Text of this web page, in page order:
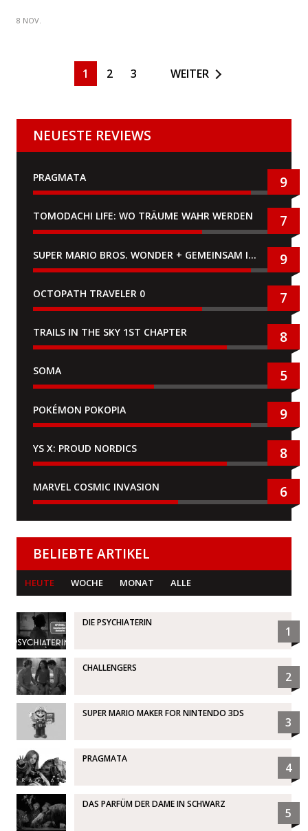
8 NOV.
1 2 3 WEITER
NEUESTE REVIEWS
PRAGMATA 9
TOMODACHI LIFE: WO TRÄUME WAHR WERDEN 7
SUPER MARIO BROS. WONDER + GEMEINSAM IM BELLABEL-PARK 9
OCTOPATH TRAVELER 0 7
TRAILS IN THE SKY 1ST CHAPTER 8
SOMA 5
POKÉMON POKOPIA 9
YS X: PROUD NORDICS 8
MARVEL COSMIC INVASION 6
BELIEBTE ARTIKEL
HEUTE WOCHE MONAT ALLE
DIE PSYCHIATERIN
1
CHALLENGERS
2
SUPER MARIO MAKER FOR NINTENDO 3DS
3
PRAGMATA
4
DAS PARFÜM DER DAME IN SCHWARZ
5